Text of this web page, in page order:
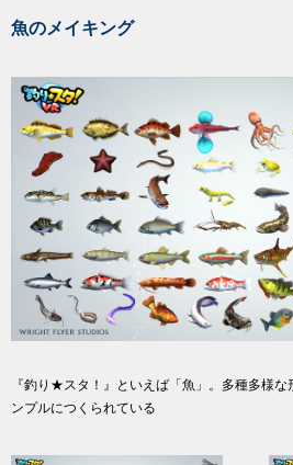
魚のメイキング
『釣り★スタ！』といえば「魚」。多種多様
ンプルにつくられている